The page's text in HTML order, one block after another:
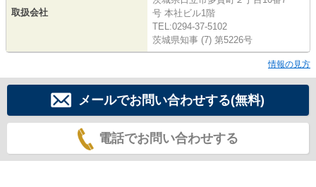
取扱会社
号 本社ビル1階
TEL:0294-37-5102
茨城県知事 (7) 第5226号
情報の見方
メールでお問い合わせする(無料)
電話でお問い合わせする